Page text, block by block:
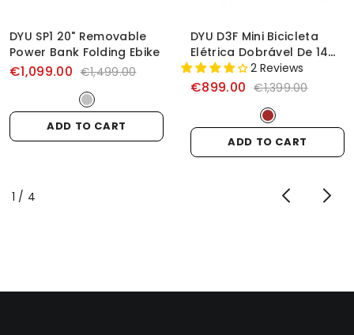
DYU SP1 20" Removable
Power Bank Folding Ebike
€1,099.00 €1,499.00
ADD TO CART
DYU D3F Mini Bicicleta
Elétrica Dobrável De 14
Polegadas2 Reviews
€899.00 €1,399.00
ADD TO CART
1 / of
4